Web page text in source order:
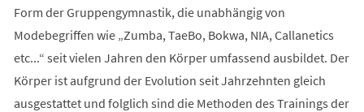
Form der Gruppengymnastik, die unabhängig von
Modebegriffen wie „Zumba, TaeBo, Bokwa, NIA, Callanetics
etc...“ seit vielen Jahren den Körper umfassend ausbildet. Der
Körper ist aufgrund der Evolution seit Jahrzehnten gleich
ausgestattet und folglich sind die Methoden des Trainings der